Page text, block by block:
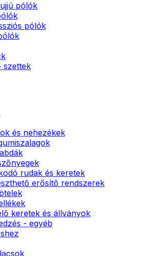
pólók
pólók
szettek
és nehezékek
rudak és keretek
erősítő rendszerek
keretek és állványok
- egyéb